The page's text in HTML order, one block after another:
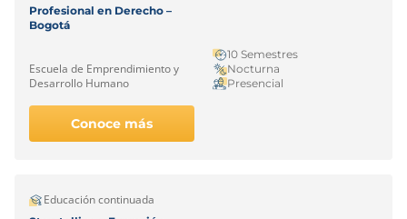
Profesional en Derecho –
Bogotá
Escuela de Emprendimiento y
Desarrollo Humano
10 Semestres
Nocturna
Presencial
Conoce más
Educación continuada